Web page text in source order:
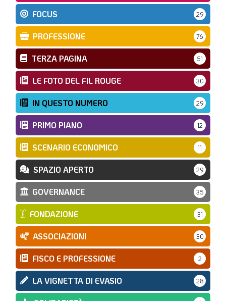
FOCUS 29
PROFESSIONE 76
TERZA PAGINA 51
LE FOTO DEL FIL ROUGE 30
IN QUESTO NUMERO 29
PRIMO PIANO 12
SCENARIO ECONOMICO 11
SPAZIO APERTO 29
GOVERNANCE 35
FONDAZIONE 31
ASSOCIAZIONI 30
FISCO E PROFESSIONE 2
LA VIGNETTA DI EVASIO 28